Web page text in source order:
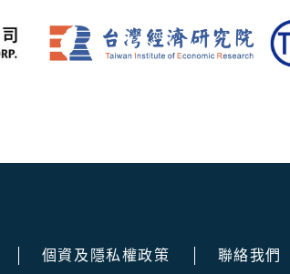
個資及隱私權政策 聯絡我們